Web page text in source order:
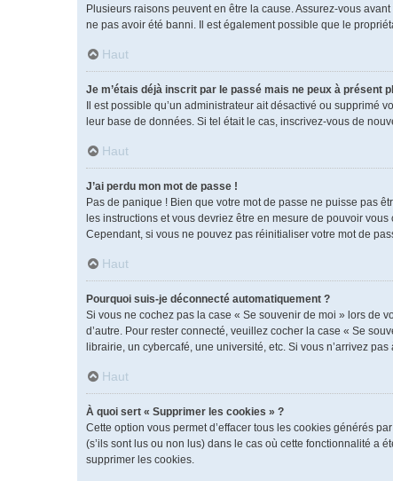
Plusieurs raisons peuvent en être la cause. Assurez-vous
ne pas avoir été banni. Il est également possible que le
Haut
Je m’étais déjà inscrit par le passé mais ne peux à présent
Il est possible qu’un administrateur ait désactivé ou
leur base de données. Si tel était le cas, inscrivez-vous de
Haut
J’ai perdu mon mot de passe !
Pas de panique ! Bien que votre mot de passe ne puisse pas
les instructions et vous devriez être en mesure de pouvoir
Cependant, si vous ne pouvez pas réinitialiser votre mot de
Haut
Pourquoi suis-je déconnecté automatiquement ?
Si vous ne cochez pas la case « Se souvenir de moi » lors de
d’autre. Pour rester connecté, veuillez cocher la case « Se
librairie, un cybercafé, une université, etc. Si vous n’arrivez
Haut
À quoi sert « Supprimer les cookies » ?
Cette option vous permet d’effacer tous les cookies générés
(s’ils sont lus ou non lus) dans le cas où cette fonctionnalité a
supprimer les cookies.